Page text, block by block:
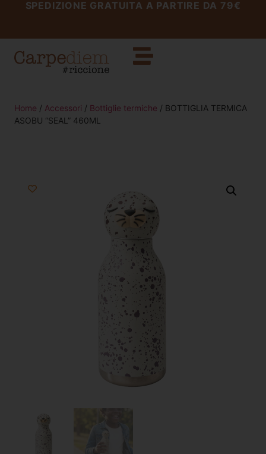
SPEDIZIONE GRATUITA A PARTIRE DA 79€
Home / Accessori / Bottiglie termiche / BOTTIGLIA TERMICA
ASOBU “SEAL” 460ML